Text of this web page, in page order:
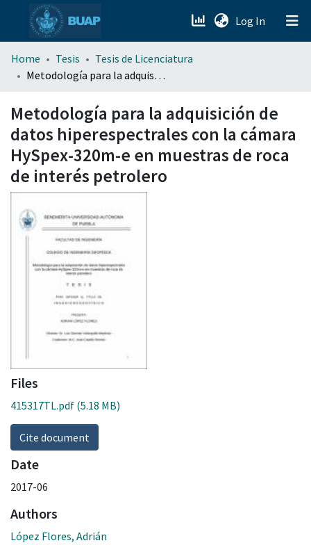
Log In (current)
menu.section.about_menu
Home Tesis
Tesis de Licenciatura
Metodología para la adquisición de datos hiperespectrales con la cámara HySpex-320m-e en muestras de roca de interés petrolero
Metodología para la adquisición de
datos hiperespectrales con la cámara
HySpex-320m-e en muestras de roca
de interés petrolero
Files
415317TL.pdf (5.18 MB)
Cite document
Date
2017-06
Authors
López Flores, Adrián